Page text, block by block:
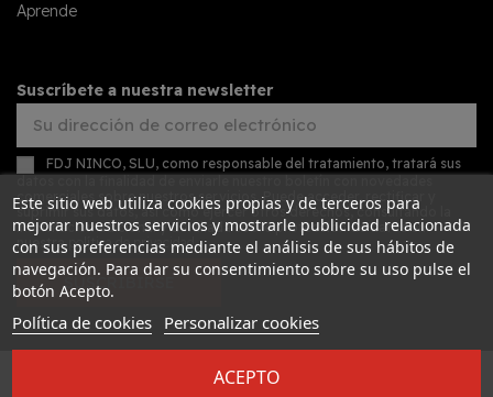
Aprende
Suscríbete a nuestra newsletter
FDJ NINCO, SLU, como responsable del tratamiento, tratará sus
comerciales sobre nuestros servicios. Puede acceder, rectificar y
suprimir sus datos, así como ejercer otros derechos, consultando la
información adicional y detallada sobre protección de datos en
nuestra política de privacidad
SUSCRIBIRSE
Desarrollado por
Este sitio web utiliza cookies propias y de terceros para
mejorar nuestros servicios y mostrarle publicidad relacionada
con sus preferencias mediante el análisis de sus hábitos de
navegación. Para dar su consentimiento sobre su uso pulse el
botón Acepto.
Política de cookies Personalizar cookies
ACEPTO